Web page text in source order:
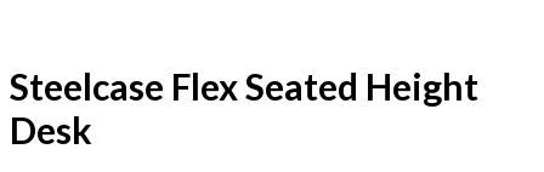
Steelcase Flex Seated Height
Desk